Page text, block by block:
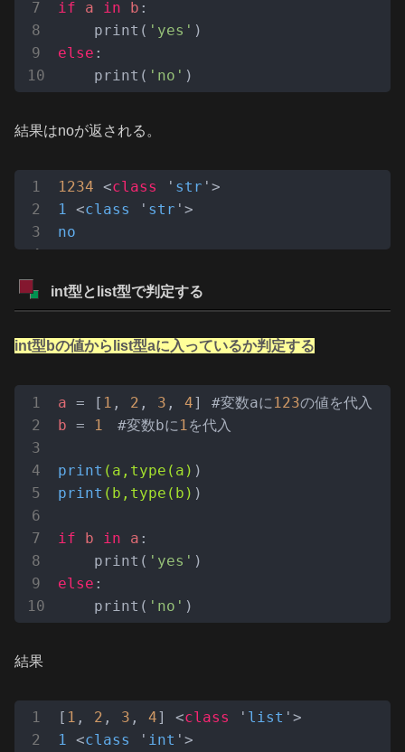
if a in b :
    print(
'yes'
else :
    print(
'no' )
結果はnoが返される。
1234 <class ' str
1 <class ' str
no
int型とlist型で判定する
int型bの値からlist型aに入っているか判定する
a = [ 1 , 2 , 3 , 4] #変数aに 123
b = 1 #変数bに 1 を代入
print (a,type(a)
print (b,type(b) )
if b in a :
    print(
'yes'
else :
    print(
'no' )
結果
[ 1 , 2 , 3 , 4] <class ' list
1 <class ' int